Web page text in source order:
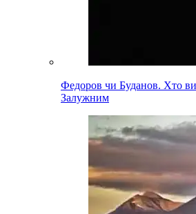
Федоров чи Буданов. Хто
Залужним